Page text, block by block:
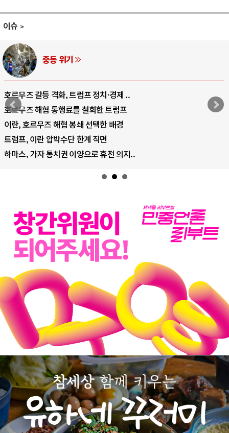
이슈
AI와 인간
중국 AI, 저가 공세로 글로벌 토큰 시..
AI 국부펀드 구상 놓고 미국 진보진영 ..
AI 데이터센터 반대 투쟁은 새로운 글로..
AI의 숨은 환경 비용: 데이터센터 확산..
AI는 어떻게 미국 민주주의를 잠식하고 ..